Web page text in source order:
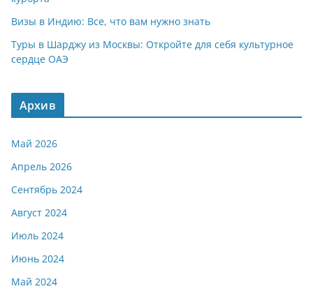
Визы в Индию: Все, что вам нужно знать
Туры в Шарджу из Москвы: Откройте для себя культурное
сердце ОАЭ
Архив
Май 2026
Апрель 2026
Сентябрь 2024
Август 2024
Июль 2024
Июнь 2024
Май 2024